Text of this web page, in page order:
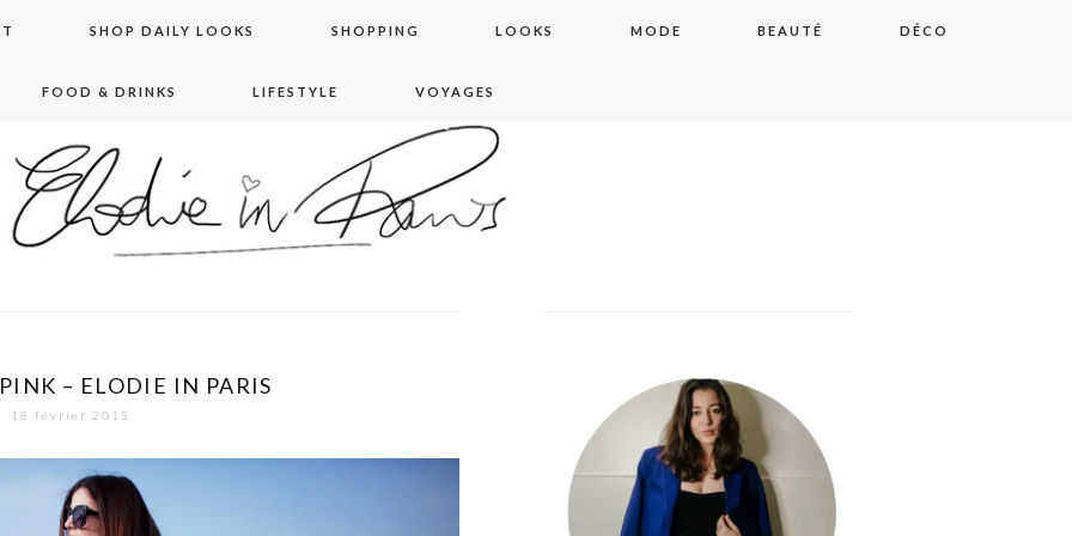
SHOP DAILY LOOKS SHOPPING LOOKS MODE BEAUTÉ DÉCO
FOOD & DRINKS LIFESTYLE VOYAGES
in paris
– ELODIE IN PARIS
18 février 2015